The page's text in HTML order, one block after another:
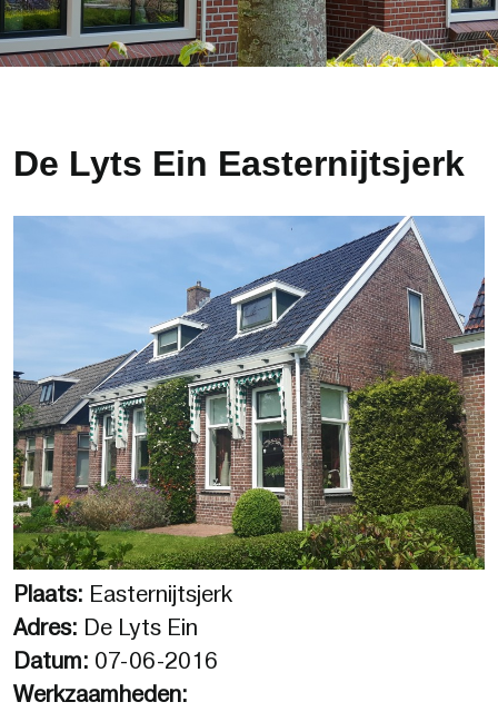
De Lyts Ein Easternijtsjerk
Plaats: Easternijtsjerk
Adres: De Lyts Ein
Datum: 07-06-2016
Werkzaamheden: